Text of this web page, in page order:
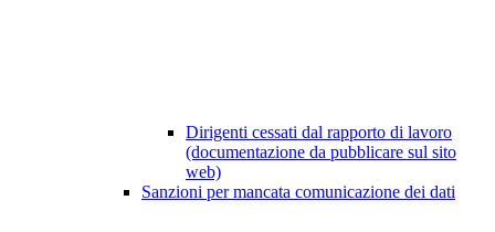
Dirigenti cessati dal rapporto di lavoro
(documentazione da pubblicare sul sito
web)
Sanzioni per mancata comunicazione dei dati